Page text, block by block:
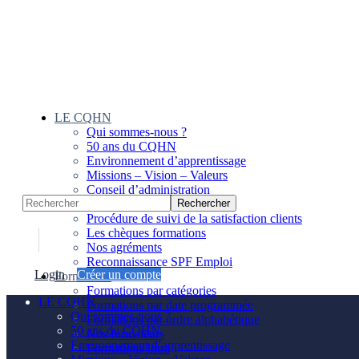
LE CQHN
Qui sommes-nous ?
50 ans du CQHN
Environnement d’apprentissage
Missions – Vision – Valeurs
Conseil d’administration
Procédure de suivi de la satisfaction clients
Les chèques formations
Nos agréments
Reconnaissance SPF Emploi
Formations
Formations par catégories
Formations par date programmée
Formations par ordre alphabétique
Nos formateurs
Formations Intra
Login
Créer un compte
LE CQHN
Qui sommes-nous ?
50 ans du CQHN
Environnement d’apprentissage